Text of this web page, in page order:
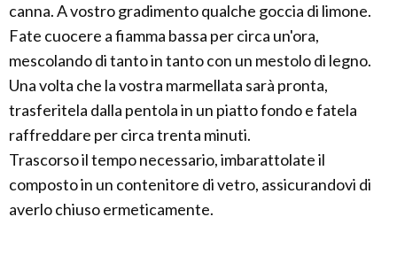
canna. A vostro gradimento qualche goccia di limone.
Fate cuocere a fiamma bassa per circa un'ora,
mescolando di tanto in tanto con un mestolo di legno.
Una volta che la vostra marmellata sarà pronta,
trasferitela dalla pentola in un piatto fondo e fatela
raffreddare per circa trenta minuti.
Trascorso il tempo necessario, imbarattolate il
composto in un contenitore di vetro, assicurandovi di
averlo chiuso ermeticamente.